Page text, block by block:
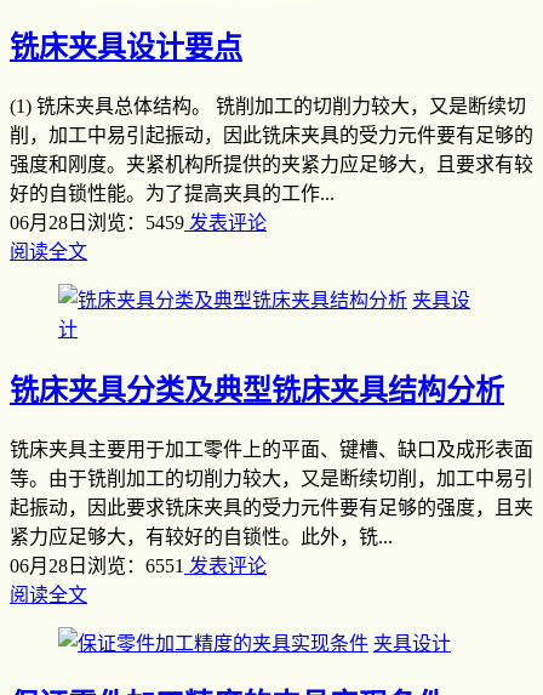
铣床夹具设计要点
(1) 铣床夹具总体结构。 铣削加工的切削力较大，又是断续切
削，加工中易引起振动，因此铣床夹具的受力元件要有足够的
强度和刚度。夹紧机构所提供的夹紧力应足够大，且要求有较
好的自锁性能。为了提高夹具的工作...
06月28日 浏览：5459 发表评论
阅读全文
夹具设
计
铣床夹具分类及典型铣床夹具结构分析
铣床夹具主要用于加工零件上的平面、键槽、缺口及成形表面
等。由于铣削加工的切削力较大，又是断续切削，加工中易引
起振动，因此要求铣床夹具的受力元件要有足够的强度，且夹
紧力应足够大，有较好的自锁性。此外，铣...
06月28日 浏览：6551 发表评论
阅读全文
夹具设计